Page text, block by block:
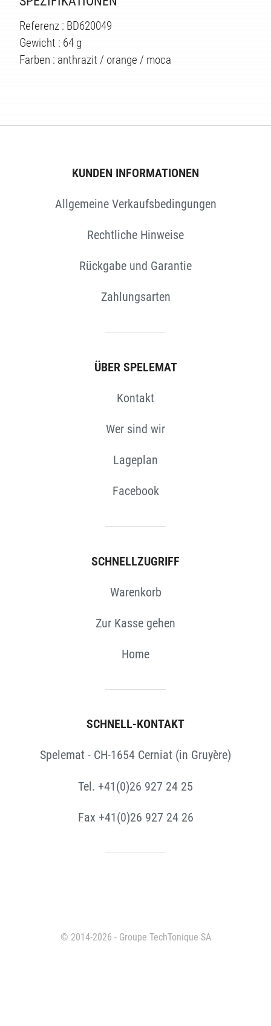
Referenz : BD620049
Gewicht : 64 g
Farben : anthrazit / orange / moca
KUNDEN INFORMATIONEN
Allgemeine Verkaufsbedingungen
Rechtliche Hinweise
Rückgabe und Garantie
Zahlungsarten
ÜBER SPELEMAT
Kontakt
Wer sind wir
Lageplan
Facebook
SCHNELLZUGRIFF
Warenkorb
Zur Kasse gehen
Home
SCHNELL-KONTAKT
Spelemat - CH-1654 Cerniat (in Gruyère)
Tel. +41(0)26 927 24 25
Fax +41(0)26 927 24 26
© 2014-2026 - Groupe TechTonique SA